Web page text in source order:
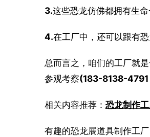
3.这些恐龙仿佛都拥有生命
4.在工厂中，还可以跟有
总而言之，咱们的工厂就
参观考察(183-8138-4791
相关内容推荐： 恐龙制作
有趣的恐龙展道具制作工厂